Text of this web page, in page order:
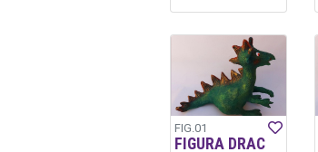
FIG.01
FIGURA DRAC